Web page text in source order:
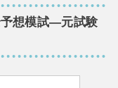
想模試―元試験